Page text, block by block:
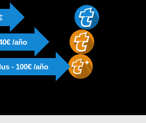
/año
- 100€ /año